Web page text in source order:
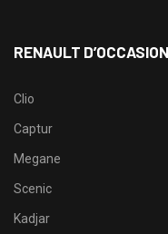
RENAULT D’OCCASION
Clio
Captur
Megane
Scenic
Kadjar